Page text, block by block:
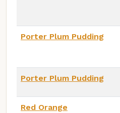
Porter Plum Pudding
Porter Plum Pudding
Red Orange